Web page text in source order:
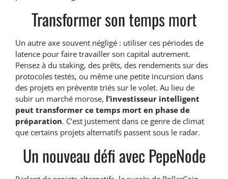
Transformer son temps mort
Un autre axe souvent négligé : utiliser ces périodes de
latence pour faire travailler son capital autrement.
Pensez à du staking, des prêts, des rendements sur des
protocoles testés, ou même une petite incursion dans
des projets en prévente triés sur le volet. Au lieu de
subir un marché morose, l’investisseur intelligent
peut transformer ce temps mort en phase de
préparation. C’est justement dans ce genre de climat
que certains projets alternatifs passent sous le radar.
Un nouveau défi avec PepeNode